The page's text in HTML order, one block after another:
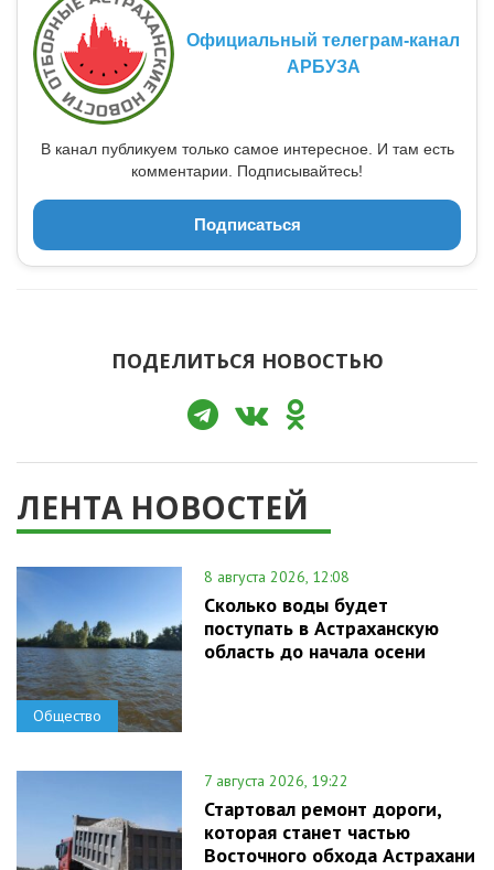
Официальный телеграм-канал
АРБУЗА
В канал публикуем только самое интересное. И там есть
комментарии. Подписывайтесь!
Подписаться
ПОДЕЛИТЬСЯ НОВОСТЬЮ
ЛЕНТА НОВОСТЕЙ
Общество
8 августа 2026, 12:08
Сколько воды будет
поступать в Астраханскую
область до начала осени
7 августа 2026, 19:22
Стартовал ремонт дороги,
которая станет частью
Восточного обхода Астрахани